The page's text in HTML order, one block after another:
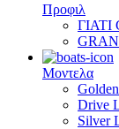
Προφιλ
ΓΙΑΤΙ
Μοντελα
Drive
Silver